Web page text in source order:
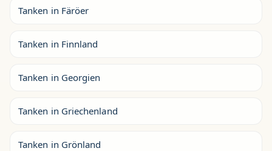
Tanken in Färöer
Tanken in Finnland
Tanken in Georgien
Tanken in Griechenland
Tanken in Grönland